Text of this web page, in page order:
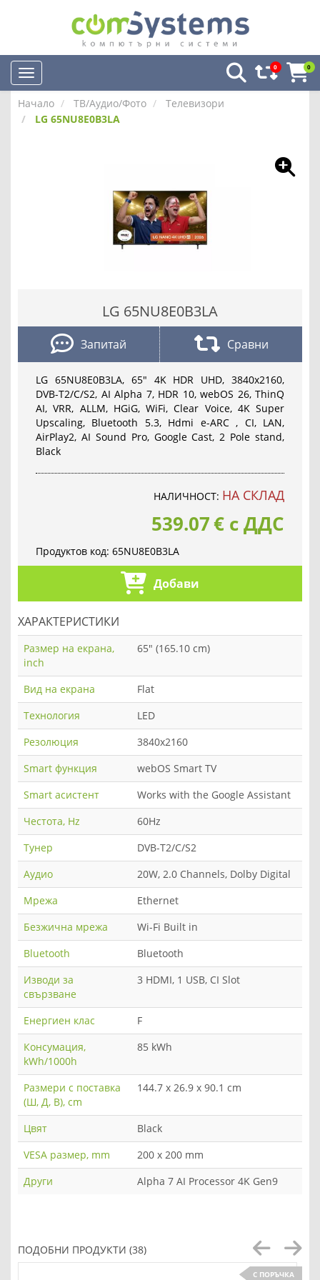
0 0
Начало ТВ/Аудио/Фото
Телевизори
LG 65NU8E0B3LA
LG 65NU8E0B3LA
Запитай Сравни
LG 65NU8E0B3LA, 65" 4K HDR UHD, 3840x2160,
DVB-T2/C/S2, AI Alpha 7, HDR 10, webOS 26, ThinQ
AI, VRR, ALLM, HGiG, WiFi, Clear Voice, 4K Super
Upscaling, Bluetooth 5.3, Hdmi e-ARC , CI, LAN,
AirPlay2, AI Sound Pro, Google Cast, 2 Pole stand,
Black
НАЛИЧНОСТ: НА СКЛАД
539.07€ с ДДС
Продуктов код: 65NU8E0B3LA
Добави
ХАРАКТЕРИСТИКИ
Размер на екрана,
inch
65" (165.10 cm)
Вид на екрана
Flat
Технология
LED
Резолюция
3840x2160
Smart функция
webOS Smart TV
Smart асистент
Works with the Google Assistant
Честота, Hz
60Hz
Тунер
DVB-T2/C/S2
Аудио
20W, 2.0 Channels, Dolby Digital
Мрежа
Ethernet
Безжична мрежа
Wi-Fi Built in
Bluetooth
Bluetooth
Изводи за
свързване
3 HDMI, 1 USB, CI Slot
Енергиен клас
F
Консумация,
kWh/1000h
85 kWh
Размери с поставка
(Ш, Д, В), cm
144.7 x 26.9 x 90.1 cm
Цвят
Black
VESA размер, mm
200 x 200 mm
Други
Alpha 7 AI Processor 4K Gen9
ПОДОБНИ ПРОДУКТИ (38)
С ПОРЪЧКА